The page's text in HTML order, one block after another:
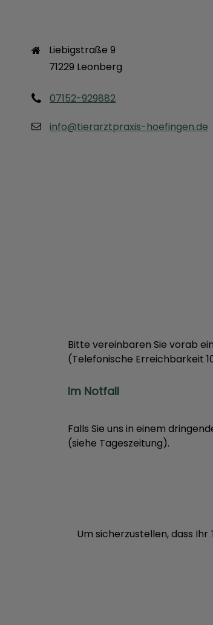
Liebigstraße 9
71229 Leonberg
07152-929882
info@tierarztpraxis-hoefingen.de
Bitte vereinbaren Sie vorab
(Telefonische Erreichbarkeit
Im Notfall
Falls Sie uns in einem
(siehe Tageszeitung).
Um sicherzustellen, dass